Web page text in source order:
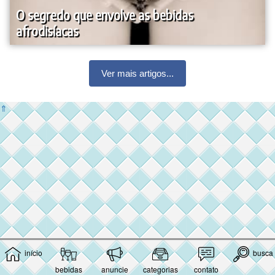
início
bebidas
anuncie categorias contato
busca
O segredo que envolve as bebidas
afrodisíacas
Ver mais artigos...
⇑